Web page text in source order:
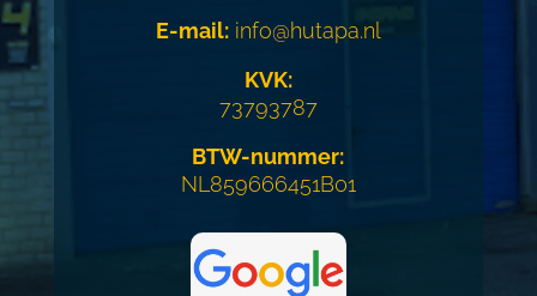
E-mail:info@hutapa.nl
KVK:
73793787
BTW-nummer:
NL859666451B01